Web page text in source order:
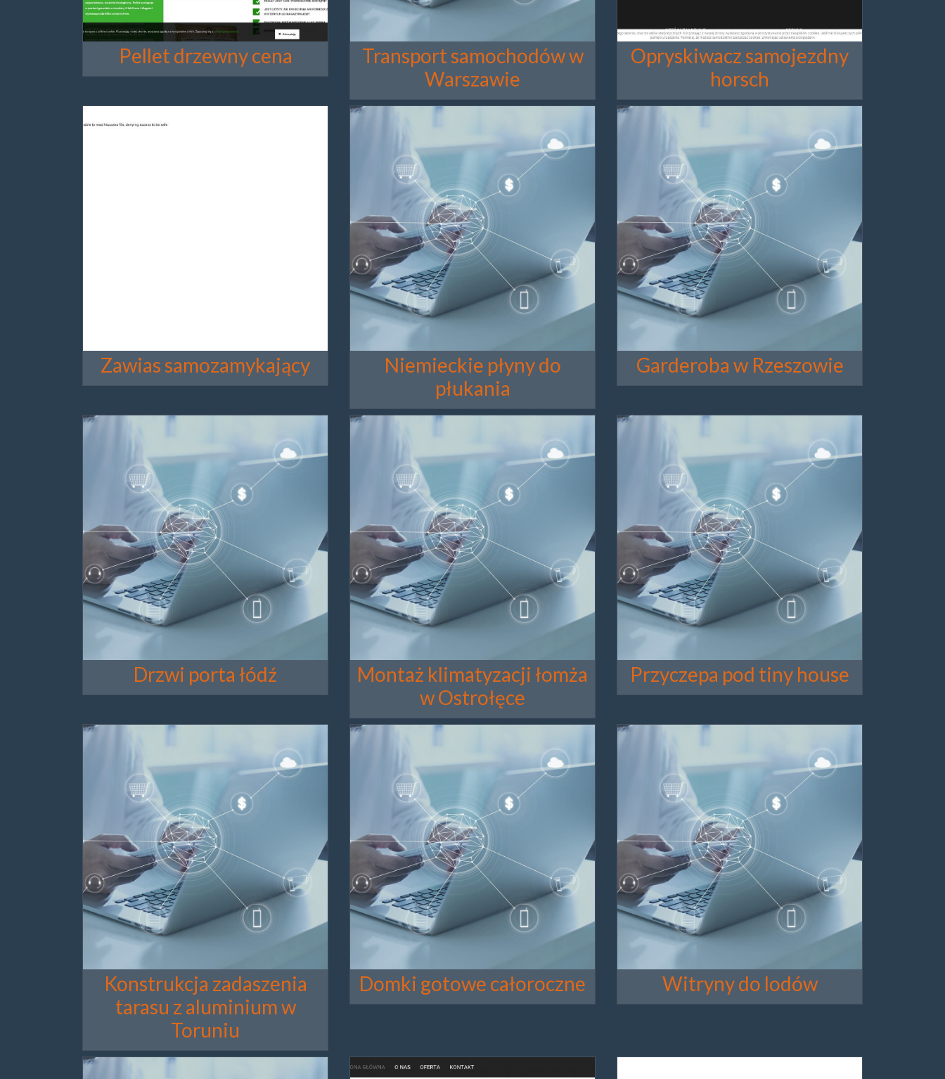
Pellet drzewny cena
Transport samochodów w
Warszawie
Opryskiwacz samojezdny
horsch
Zawias samozamykający
Niemieckie płyny do
płukania
Garderoba w Rzeszowie
Drzwi porta łódź
Montaż klimatyzacji łomża
w Ostrołęce
Przyczepa pod tiny house
Konstrukcja zadaszenia
tarasu z aluminium w
Toruniu
Domki gotowe całoroczne Witryny do lodów